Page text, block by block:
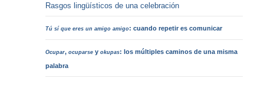
Rasgos lingüísticos de una celebración
Tú sí que eres un amigo amigo: cuando repetir es comunicar
Ocupar,ocuparse yokupas: los múltiples caminos de una misma
palabra